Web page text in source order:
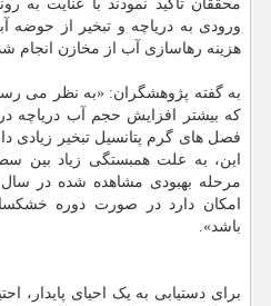
محققان تاکید نمودند با عنایت به
ورودی به دریاچه و تبخیر از حوضه
هزینه رهاسازی آب از مخازن انجام
به گفته پژوهشگران: «به نظر می
که بیشتر افزایش حجم آب دریاچه
فصل های گرم پتانسیل تبخیر زیادی
این، به علت همبستگی زیاد بین
امکان دارد در صورت دوره
باشد».
برای دستیابی به یک احیای پایدار،